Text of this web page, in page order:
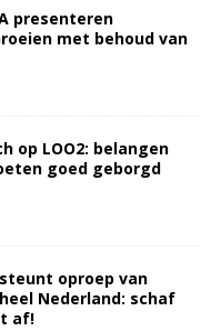
presenteren
met behoud van
op LOO2: belangen
goed geborgd
oproep van
Nederland: schaf
af!